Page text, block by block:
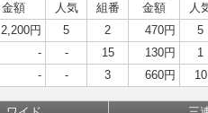
金額 人気 組番 金額
人
2,200円 5 2 470円
5
- - 15 130円
1
- - 3 660円 10